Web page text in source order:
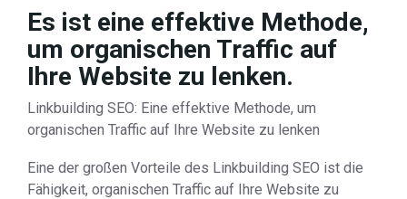
Es ist eine effektive Methode,
um organischen Traffic auf
Ihre Website zu lenken.
Linkbuilding SEO: Eine effektive Methode, um
organischen Traffic auf Ihre Website zu lenken
Eine der großen Vorteile des Linkbuilding SEO ist die
Fähigkeit, organischen Traffic auf Ihre Website zu